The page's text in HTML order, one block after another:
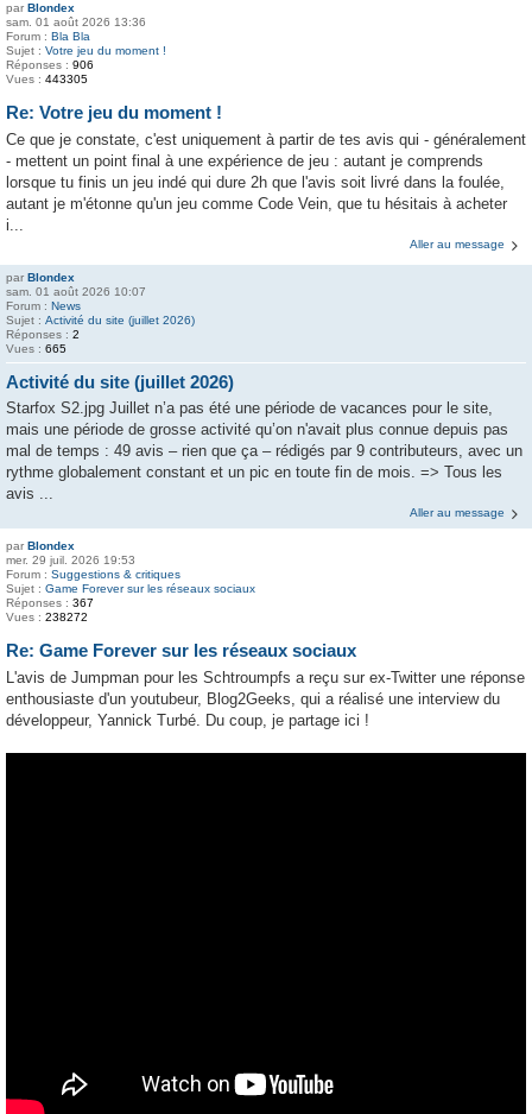
par Blondex
sam. 01 août 2026 13:36
Forum : Bla Bla
Sujet : Votre jeu du moment !
Réponses : 906
Vues : 443305
Re: Votre jeu du moment !
Ce que je constate, c'est uniquement à partir de tes avis qui - généralement
- mettent un point final à une expérience de jeu : autant je comprends
lorsque tu finis un jeu indé qui dure 2h que l'avis soit livré dans la foulée,
autant je m'étonne qu'un jeu comme Code Vein, que tu hésitais à acheter
i...
Aller au message
par Blondex
sam. 01 août 2026 10:07
Forum : News
Sujet : Activité du site (juillet 2026)
Réponses : 2
Vues : 665
Activité du site (juillet 2026)
Starfox S2.jpg Juillet n’a pas été une période de vacances pour le site,
mais une période de grosse activité qu’on n'avait plus connue depuis pas
mal de temps : 49 avis – rien que ça – rédigés par 9 contributeurs, avec un
rythme globalement constant et un pic en toute fin de mois. => Tous les
avis ...
Aller au message
par Blondex
mer. 29 juil. 2026 19:53
Forum : Suggestions & critiques
Sujet : Game Forever sur les réseaux sociaux
Réponses : 367
Vues : 238272
Re: Game Forever sur les réseaux sociaux
L'avis de Jumpman pour les Schtroumpfs a reçu sur ex-Twitter une réponse
enthousiaste d'un youtubeur, Blog2Geeks, qui a réalisé une interview du
développeur, Yannick Turbé. Du coup, je partage ici !